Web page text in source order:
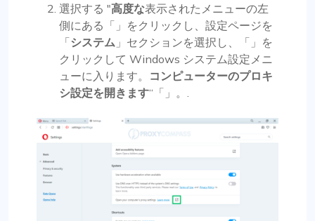
選択する "高度な表示されたメニューの左
側にある「」をクリックし、設定ページを
「システム 」セクションを選択し、「」を
クリックして Windows システム設定メニ
ューに入ります。 コンピューターのプロキ
シ設定を開きます“「」。.